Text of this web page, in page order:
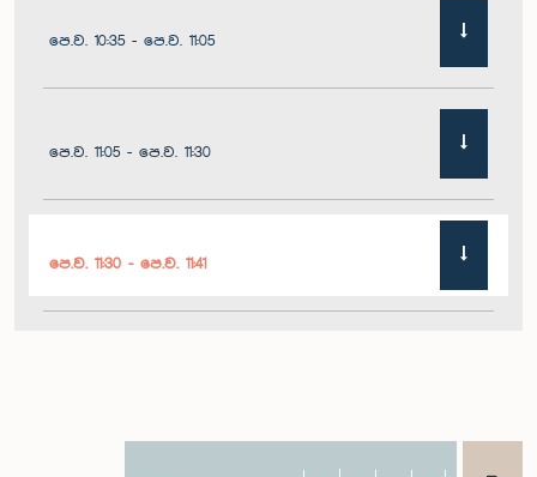
පෙ.ව. 10:35 - පෙ.ව. 11:05
පෙ.ව. 11:05 - පෙ.ව. 11:30
පෙ.ව. 11:30 - පෙ.ව. 11:41